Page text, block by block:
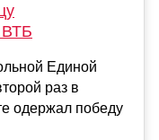
ВТБ
Единой
раз в
одержал победу